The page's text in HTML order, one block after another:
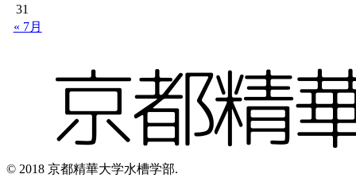
31
« 7月
© 2018 京都精華大学水槽学部.